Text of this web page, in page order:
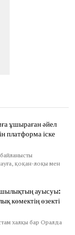
ұшыраған әйел
платформа іске
қоқан-лоқы мен
ауысуы:
көмектің өзекті
халқы бар Оралда